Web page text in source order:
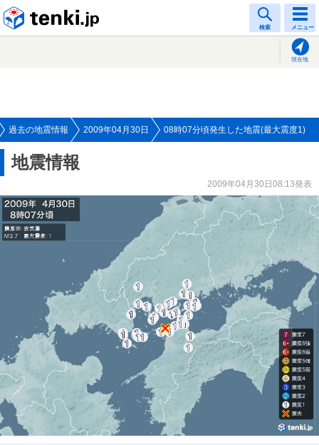
検索 メニュー
現在地
過去の地震情報 2009年04月30日 08時07分頃発生した地震(最大震度1)
地震情報
2009年04月30日08:13発表